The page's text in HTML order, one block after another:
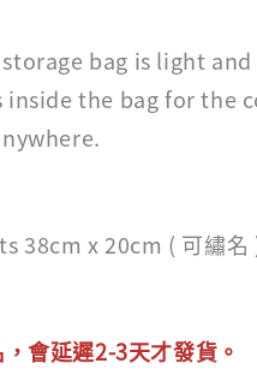
bag is light
inside the bag for the
38cm x 20cm ( 可繡名
會延遲2-3天才發貨。